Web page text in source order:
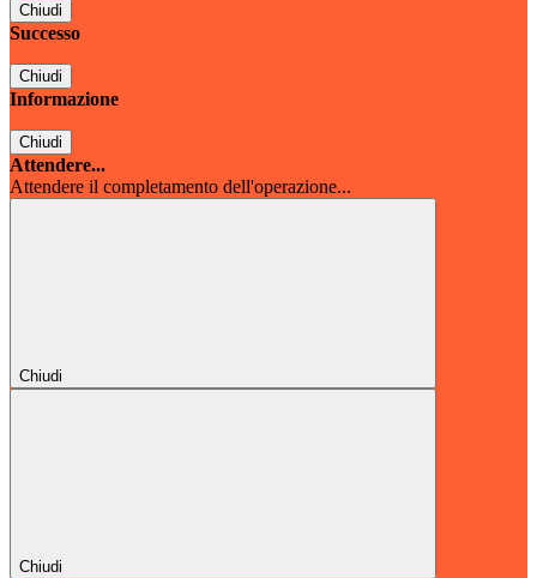
Chiudi
Successo
Chiudi
Informazione
Chiudi
Attendere...
Attendere il completamento dell'operazione...
Chiudi
Chiudi